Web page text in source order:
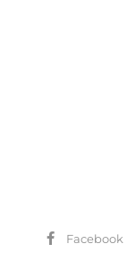
Facebook